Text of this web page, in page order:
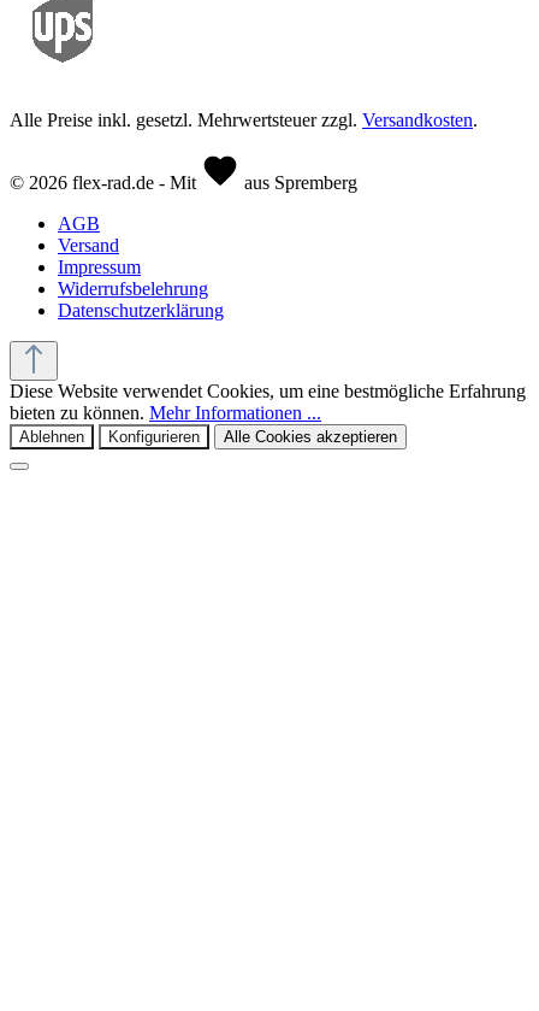
Alle Preise inkl. gesetzl. Mehrwertsteuer zzgl. Versandkosten.
© 2026 flex-rad.de - Mit
aus Spremberg
AGB
Versand
Impressum
Widerrufsbelehrung
Datenschutzerklärung
Diese Website verwendet Cookies, um eine bestmögliche Erfahrung
bieten zu können. Mehr Informationen ...
Ablehnen Konfigurieren Alle Cookies akzeptieren